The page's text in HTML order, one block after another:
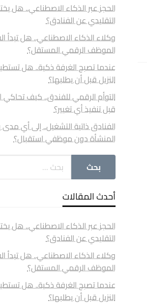
الحجز عبر الذكاء الاصطناعي.. هل
التقليدي عن الفنادق؟
وكلاء الذكاء الاصطناعي.. هل تبدأ
الموظف الرقمي المستقل؟
عندما تصبح الغرفة ذكية.. هل
النزيل قبل أن يطلبها؟
التوأم الرقمي للفندق.. كيف
قبل تنفيذ أي تغيير؟
الفنادق ذاتية التشغيل.. إلى أي
المنشأة دون موظفي استقبال؟
أحدث المقالات
الحجز عبر الذكاء الاصطناعي.. هل
التقليدي عن الفنادق؟
وكلاء الذكاء الاصطناعي.. هل تبدأ
الموظف الرقمي المستقل؟
عندما تصبح الغرفة ذكية.. هل
النزيل قبل أن يطلبها؟